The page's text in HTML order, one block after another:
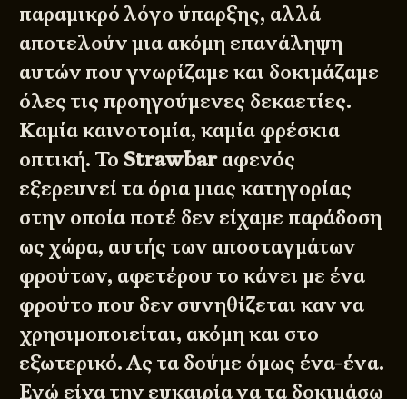
παραμικρό λόγο ύπαρξης, αλλά
αποτελούν μια ακόμη επανάληψη
αυτών που γνωρίζαμε και δοκιμάζαμε
όλες τις προηγούμενες δεκαετίες.
Καμία καινοτομία, καμία φρέσκια
οπτική. Το Strawbarαφενός
εξερευνεί τα όρια μιας κατηγορίας
στην οποία ποτέ δεν είχαμε παράδοση
ως χώρα, αυτής των αποσταγμάτων
φρούτων, αφετέρου το κάνει με ένα
φρούτο που δεν συνηθίζεται καν να
χρησιμοποιείται, ακόμη και στο
εξωτερικό. Ας τα δούμε όμως ένα-ένα.
Εγώ είχα την ευκαιρία να τα δοκιμάσω